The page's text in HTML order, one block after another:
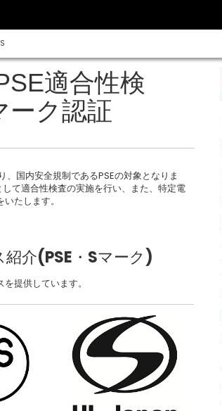
適合性検
ーク認証
、国内安全規制であるPSEの対象となりま
て適合性検査の実施を行い、また、特定電
たします。
介(PSE・Sマーク)
提供しています。